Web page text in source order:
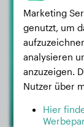
Marketing
genutzt, um
analysieren
anzuzeigen.
Nutzer über
Hier